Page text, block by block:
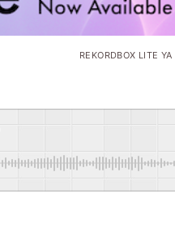
REKORDBOX LITE